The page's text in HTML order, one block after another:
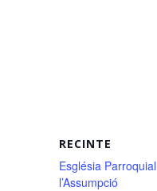
RECINTE
Església
l’Assumpció